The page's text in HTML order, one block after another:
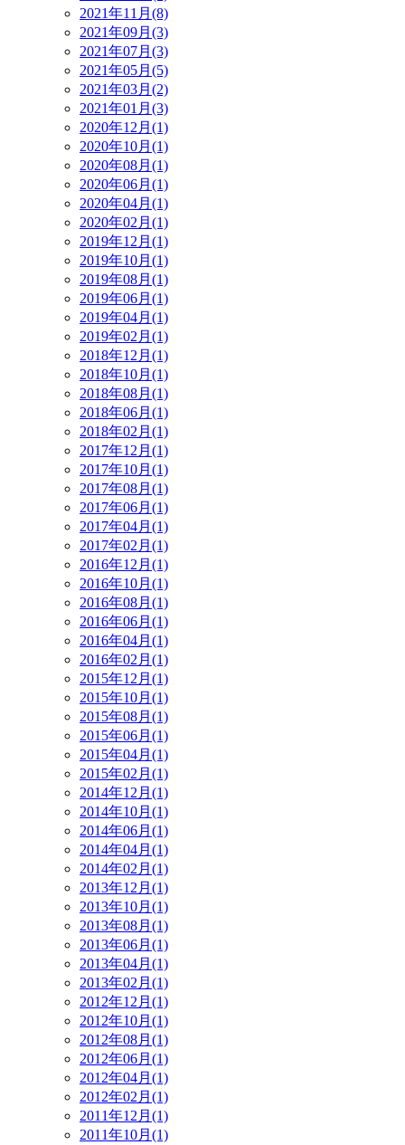
2021年11月(8)
2021年09月(3)
2021年07月(3)
2021年05月(5)
2021年03月(2)
2021年01月(3)
2020年12月(1)
2020年10月(1)
2020年08月(1)
2020年06月(1)
2020年04月(1)
2020年02月(1)
2019年12月(1)
2019年10月(1)
2019年08月(1)
2019年06月(1)
2019年04月(1)
2019年02月(1)
2018年12月(1)
2018年10月(1)
2018年08月(1)
2018年06月(1)
2018年02月(1)
2017年12月(1)
2017年10月(1)
2017年08月(1)
2017年06月(1)
2017年04月(1)
2017年02月(1)
2016年12月(1)
2016年10月(1)
2016年08月(1)
2016年06月(1)
2016年04月(1)
2016年02月(1)
2015年12月(1)
2015年10月(1)
2015年08月(1)
2015年06月(1)
2015年04月(1)
2015年02月(1)
2014年12月(1)
2014年10月(1)
2014年06月(1)
2014年04月(1)
2014年02月(1)
2013年12月(1)
2013年10月(1)
2013年08月(1)
2013年06月(1)
2013年04月(1)
2013年02月(1)
2012年12月(1)
2012年10月(1)
2012年08月(1)
2012年06月(1)
2012年04月(1)
2012年02月(1)
2011年12月(1)
2011年10月(1)